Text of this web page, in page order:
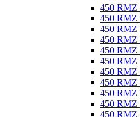
450 RMZ
450 RMZ
450 RMZ
450 RMZ
450 RMZ
450 RMZ
450 RMZ
450 RMZ
450 RMZ
450 RMZ
450 RMZ